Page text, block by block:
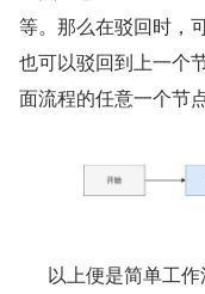
等。那么在驳回时，
也可以驳回到上一个
面流程的任意一个节点